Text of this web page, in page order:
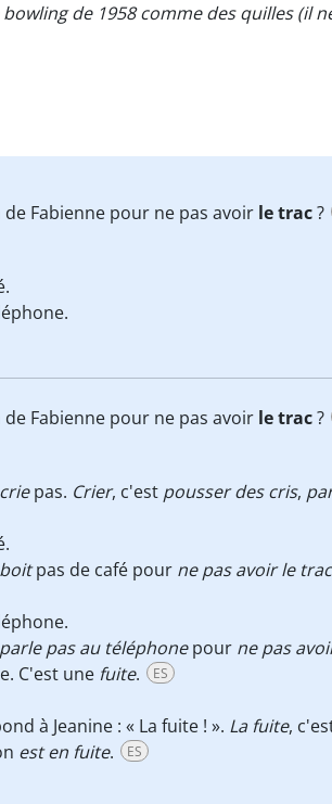
de 1958 comme des quilles (il
Fabienne pour ne pas avoir le trac?
Fabienne pour ne pas avoir le trac?
criepas. Crier, c'est pousser des cris,
boitpas de café pour ne pas avoir le trac
pas au téléphonepour ne pas
C'est une fuite. ES
à Jeanine : « La fuite ! ». La fuite,
est en fuite. ES